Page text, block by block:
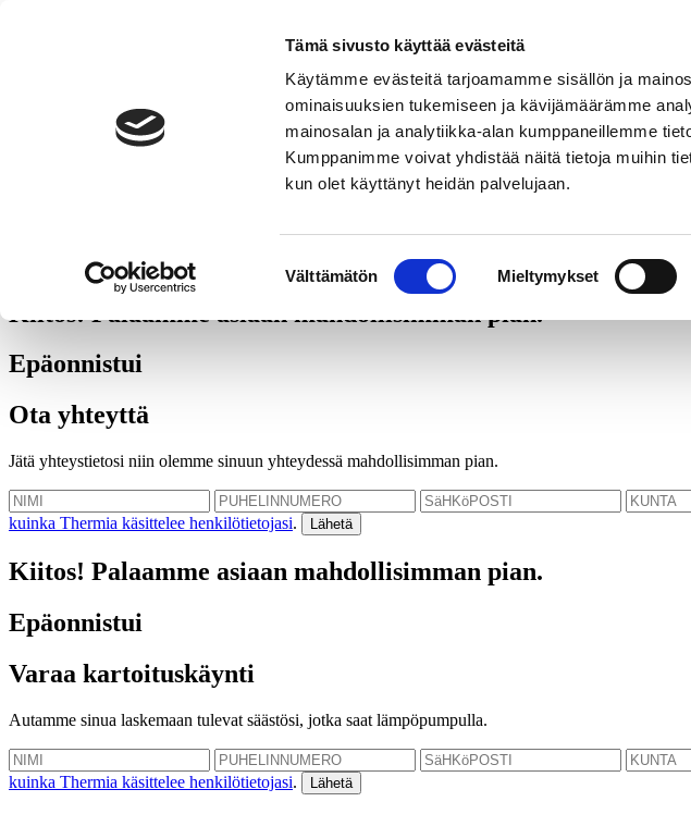
Tämä sivusto käyttää evästeitä
Käytämme evästeitä tarjoamamme sisällön ja
ominaisuuksien tukemiseen ja kävijämäärämme
mainosalan ja analytiikka-alan kumppaneillemme
Kumppanimme voivat yhdistää näitä tietoja muihin
kun olet käyttänyt heidän palvelujaan.
Välttämätön Mieltymykset
Neuvomme mielellämme - täysin maksutta.
Pyydä tarjous
kuinka Thermia käsittelee henkilötietojasi
Kiitos! Palaamme asiaan mahdollisimman pian.
Epäonnistui
Ota yhteyttä
Jätä yhteystietosi niin olemme sinuun yhteydessä mahdollisimman pian.
kuinka Thermia käsittelee henkilötietojasi.
Kiitos! Palaamme asiaan mahdollisimman pian.
Epäonnistui
Varaa kartoituskäynti
Autamme sinua laskemaan tulevat säästösi, jotka saat lämpöpumpulla.
kuinka Thermia käsittelee henkilötietojasi.